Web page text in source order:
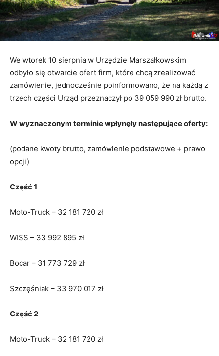
We wtorek 10 sierpnia w Urzędzie Marszałkowskim
odbyło się otwarcie ofert firm, które chcą zrealizować
zamówienie, jednocześnie poinformowano, że na każdą z
trzech części Urząd przeznaczył po 39 059 990 zł brutto.
W wyznaczonym terminie wpłynęły następujące oferty:
(podane kwoty brutto, zamówienie podstawowe + prawo
opcji)
Część 1
Moto-Truck – 32 181 720 zł
WISS – 33 992 895 zł
Bocar – 31 773 729 zł
Szczęśniak – 33 970 017 zł
Część 2
Moto-Truck – 32 181 720 zł